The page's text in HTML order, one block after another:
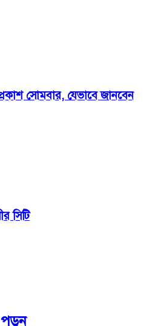
সোমবার, যেভাবে জানবেন
সিটি